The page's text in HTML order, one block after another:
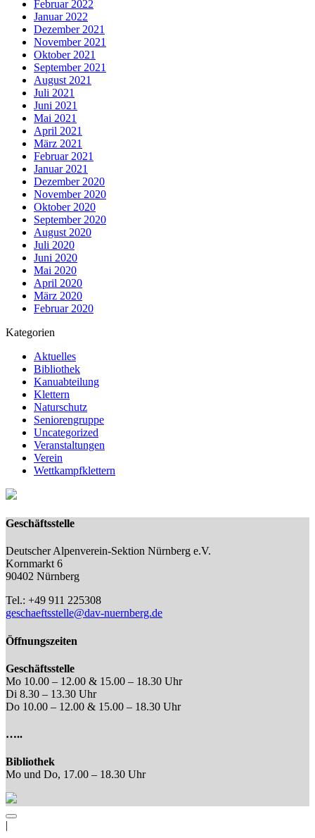
Februar 2022
Januar 2022
Dezember 2021
November 2021
Oktober 2021
September 2021
August 2021
Juli 2021
Juni 2021
Mai 2021
April 2021
März 2021
Februar 2021
Januar 2021
Dezember 2020
November 2020
Oktober 2020
September 2020
August 2020
Juli 2020
Juni 2020
Mai 2020
April 2020
März 2020
Februar 2020
Kategorien
Aktuelles
Bibliothek
Kanuabteilung
Klettern
Naturschutz
Seniorengruppe
Uncategorized
Veranstaltungen
Verein
Wettkampfklettern
Geschäftsstelle
Deutscher Alpenverein-Sektion Nürnberg e.V.
Kornmarkt 6
90402 Nürnberg
Tel.: +49 911 225308
geschaeftsstelle@dav-nuernberg.de
Öffnungszeiten
Geschäftsstelle
Mo 10.00 – 12.00 & 15.00 – 18.30 Uhr
Di 8.30 – 13.30 Uhr
Do 10.00 – 12.00 & 15.00 – 18.30 Uhr
…..
Bibliothek
Mo und Do, 17.00 – 18.30 Uhr